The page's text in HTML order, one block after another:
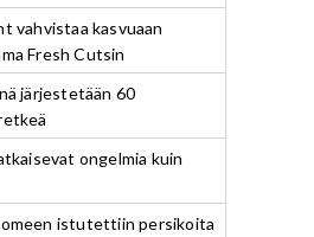
vahvistaa kasvuaan
Fresh Cutsin
järjestetään 60
ongelmia kuin
istutettiin persikoita